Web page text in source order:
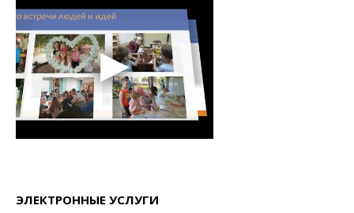
ЭЛЕКТРОННЫЕ УСЛУГИ